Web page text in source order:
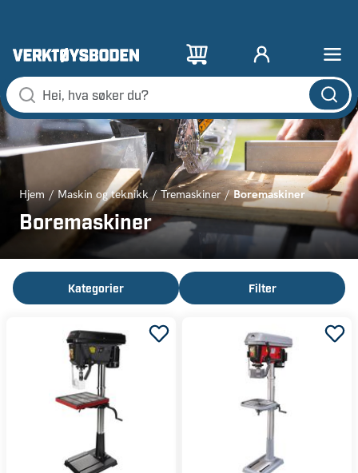
Hjem Maskin og teknikk Tremaskiner Boremaskiner
Boremaskiner
Kategorier Filter